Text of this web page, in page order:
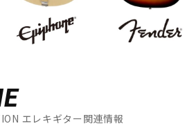
エレキギター関連情報